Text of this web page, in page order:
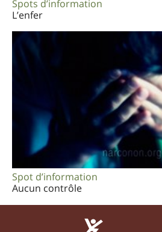
Spots d’information
L’enfer
Spot d’information
Aucun contrôle